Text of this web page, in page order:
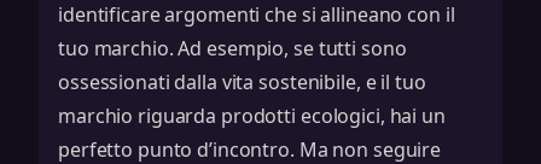
identificare argomenti che si allineano con il
tuo marchio. Ad esempio, se tutti sono
ossessionati dalla vita sostenibile, e il tuo
marchio riguarda prodotti ecologici, hai un
perfetto punto d’incontro. Ma non seguire